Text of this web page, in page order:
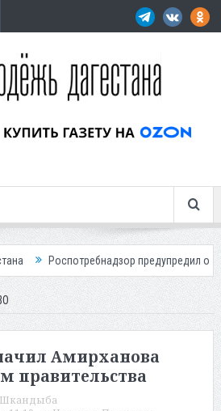
предупредил о новом пике
Амирханова
правительства
Шкандыба